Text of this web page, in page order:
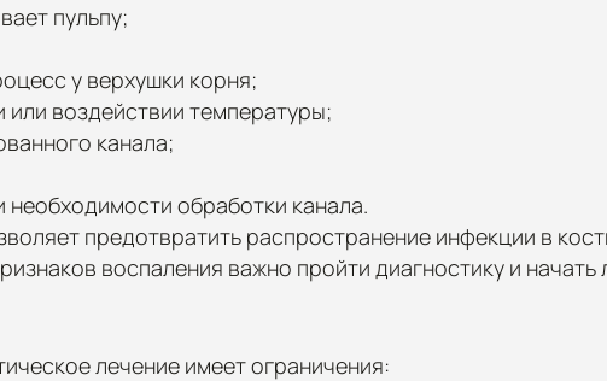
пульпу;
у верхушки корня;
воздействии температуры;
канала;
обработки канала.
предотвратить распространение инфекции в
воспаления важно пройти диагностику и
лечение имеет ограничения: